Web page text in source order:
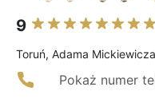
9
Toruń, Adama
Pokaż numer